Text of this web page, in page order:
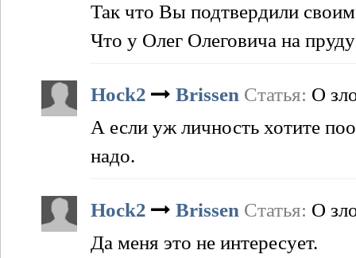
Так что Вы подтвердили
Что у Олег Олеговича на
Hock2 Brissen Статья: О
А если уж личность хотите
надо.
Hock2 Brissen Статья: О
Да меня это не интересует.